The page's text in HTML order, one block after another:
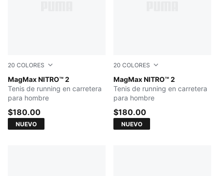
20 COLORES
MagMax NITRO™ 2
Ultra Red-Red Rhythm
Tenis de running en carretera
para hombre
$180.00
NUEVO
20 COLORES
MagMax NITRO™ 2
PUMA White-Silver Mist
Tenis de running en carretera
para hombre
$180.00
NUEVO